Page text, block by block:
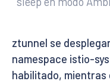
ztunnel se
namespace istio-
habilitado,